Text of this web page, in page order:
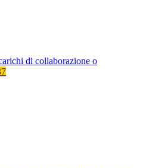
di collaborazione o